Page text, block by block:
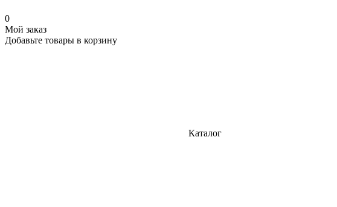
0
Мой заказ
Добавьте товары в корзину
Каталог